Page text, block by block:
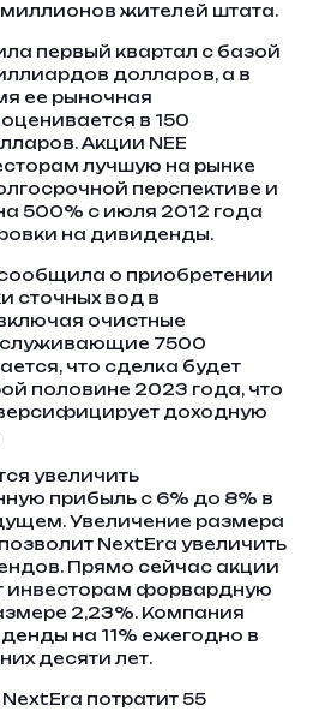
миллионов жителей штата.
первый квартал с базой
долларов, а в
ее рыночная
в 150
Акции NEE
лучшую на рынке
перспективе и
500% с июля 2012 года
на дивиденды.
о приобретении
сточных вод в
очистные
7500
что сделка будет
половине 2023 года, что
доходную
увеличить
прибыль с 6% до 8% в
Увеличение размера
NextEra увеличить
Прямо сейчас акции
инвесторам форвардную
2,23%. Компания
на 11% ежегодно в
десяти лет.
потратит 55